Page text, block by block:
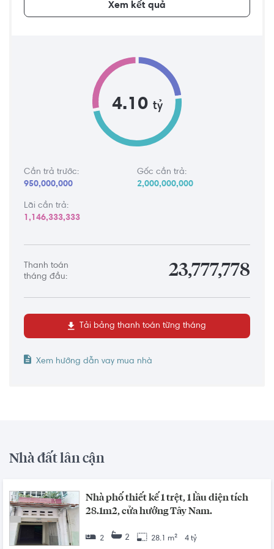
Xem kết quả
4.10 tỷ
Cần trả trước:
950,000,000
Gốc cần trả:
2,000,000,000
Lãi cần trả:
1,146,333,333
Thanh toán
tháng đầu:
23,777,778
Tải bảng thanh toán từng tháng
Xem hướng dẫn vay mua nhà
Nhà đất lân cận
Nhà phố thiết kế 1 trệt, 1 lầu diện tích
28.1m2, cửa hướng Tây Nam.
2 2 28.1 m² 4 tỷ